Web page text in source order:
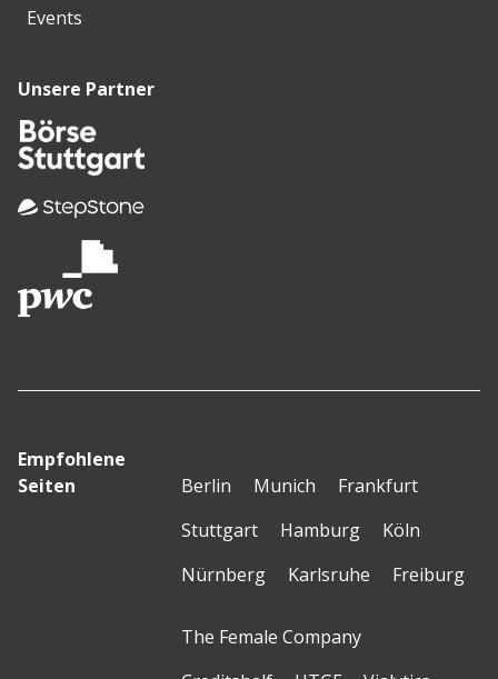
Events
Unsere Partner
Empfohlene
Seiten
Berlin Munich
Frankfurt
Stuttgart
Hamburg
Köln
Nürnberg
Karlsruhe Freiburg
The Female Company